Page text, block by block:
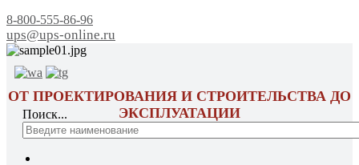
8-800-555-86-96
ups@ups-online.ru
ОТ ПРОЕКТИРОВАНИЯ И СТРОИТЕЛЬСТВА ДО
ЭКСПЛУАТАЦИИ
Поиск...